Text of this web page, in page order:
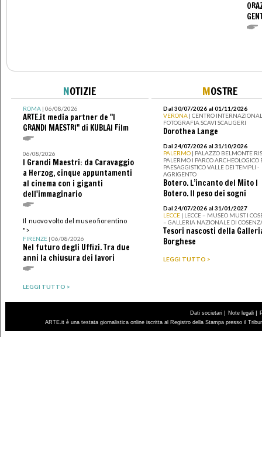
NOTIZIE
ROMA| 06/08/2026
ARTE.it media partner de "I
GRANDI MAESTRI" di KUBLAI Film
06/08/2026
I Grandi Maestri: da Caravaggio
a Herzog, cinque appuntamenti
al cinema con i giganti
dell'immaginario
Il nuovo volto del museo fiorentino
">
FIRENZE| 06/08/2026
Nel futuro degli Uffizi. Tra due
anni la chiusura dei lavori
LEGGI TUTTO >
MOSTRE
Dal 30/07/2026 al 01/11/2026
VERONA | CENTRO
FOTOGRAFIA SCAVI SCALIGERI
Dorothea Lange
Dal 24/07/2026 al 31/10/2026
PALERMO | PALAZZO BELMONTE
PALERMO I PARCO ARCHEOLOGICO
PAESAGGISTICO VALLE DEI TEMPLI -
AGRIGENTO
Botero. L’incanto del Mito I
Botero. Il peso dei sogni
Dal 24/07/2026 al 31/01/2027
LECCE | LECCE – MUSEO MUST I
– GALLERIA NAZIONALE DI
Tesori nascosti della
Borghese
LEGGI TUTTO >
Dati societari | Note legali |
ARTE.it è una testata giornalistica online iscritta al Registro della Stampa presso il